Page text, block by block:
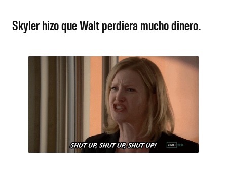
Skyler hizo que Walt perdiera mucho dinero.